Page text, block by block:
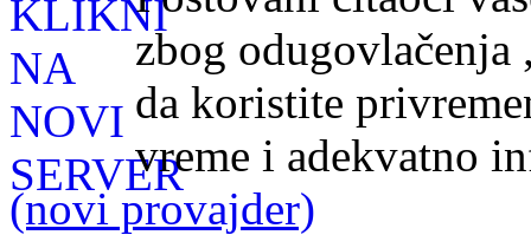
zbog odugovlačenja
da koristite
vreme i adekvatno
(novi provajder)